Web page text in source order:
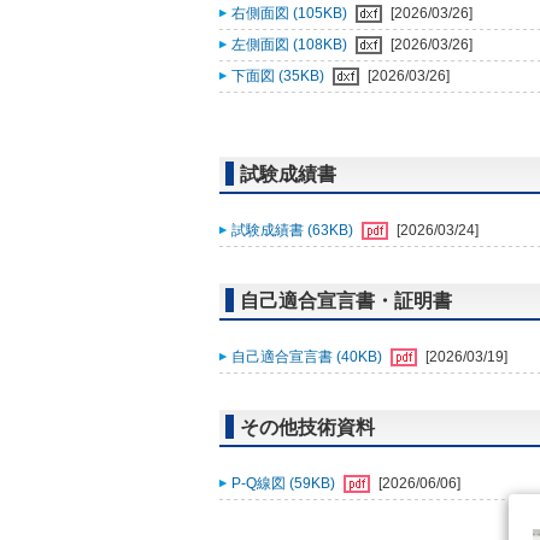
右側面図 (105KB)
[2026/03/26]
左側面図 (108KB)
[2026/03/26]
下面図 (35KB)
[2026/03/26]
試験成績書
試験成績書 (63KB) [2026/03/24]
自己適合宣言書・証明書
自己適合宣言書 (40KB) [2026/03/19]
その他技術資料
P-Q線図 (59KB) [2026/06/06]